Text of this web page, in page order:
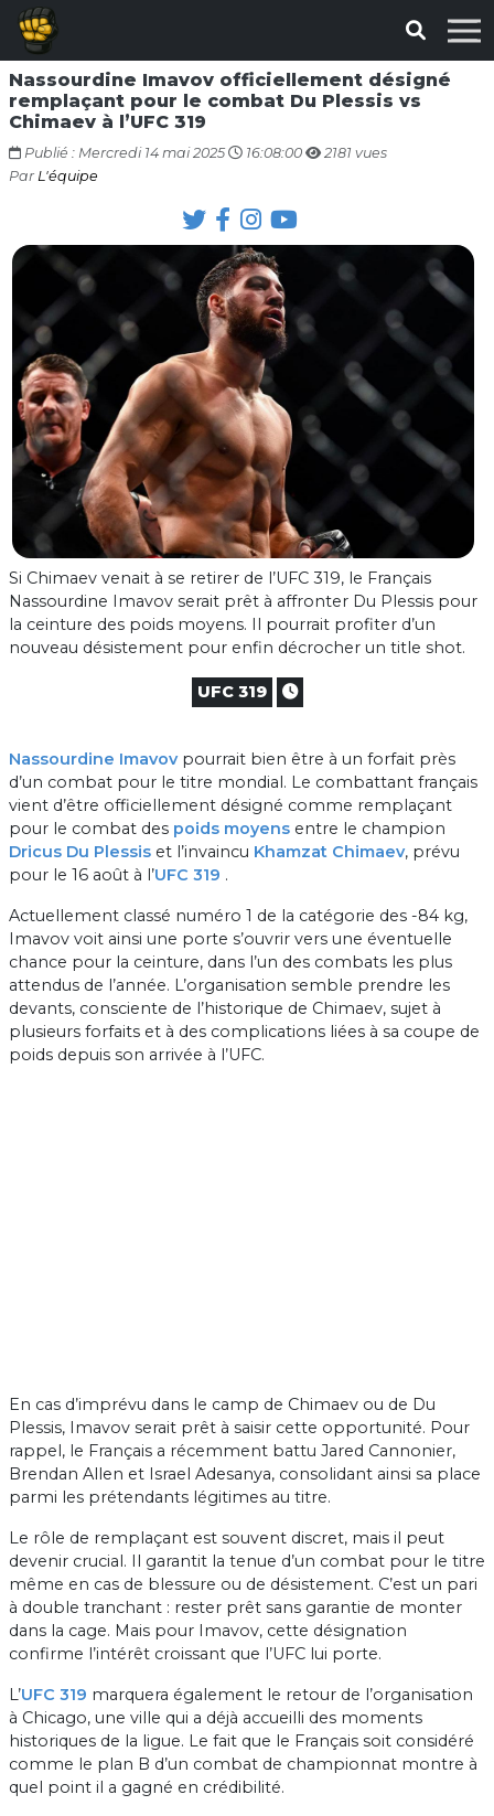
Nassourdine Imavov officiellement désigné
remplaçant pour le combat Du Plessis vs
Chimaev à l’UFC 319
Publié : Mercredi 14 mai 2025 16:08:00
2181 vues
Par L'équipe
Si Chimaev venait à se retirer de l’UFC 319, le Français
Nassourdine Imavov serait prêt à affronter Du Plessis pour
la ceinture des poids moyens. Il pourrait profiter d’un
nouveau désistement pour enfin décrocher un title shot.
UFC 319
Nassourdine Imavovpourrait bien être à un forfait près
d’un combat pour le titre mondial. Le combattant français
vient d’être officiellement désigné comme remplaçant
pour le combat des poids moyens entre le champion
Dricus Du Plessis et l’invaincu Khamzat Chimaev, prévu
pour le 16 août à l’UFC 319 .
Actuellement classé numéro 1 de la catégorie des -84 kg,
Imavov voit ainsi une porte s’ouvrir vers une éventuelle
chance pour la ceinture, dans l’un des combats les plus
attendus de l’année. L’organisation semble prendre les
devants, consciente de l’historique de Chimaev, sujet à
plusieurs forfaits et à des complications liées à sa coupe de
poids depuis son arrivée à l’UFC.
En cas d’imprévu dans le camp de Chimaev ou de Du
Plessis, Imavov serait prêt à saisir cette opportunité. Pour
rappel, le Français a récemment battu Jared Cannonier,
Brendan Allen et Israel Adesanya, consolidant ainsi sa place
parmi les prétendants légitimes au titre.
Le rôle de remplaçant est souvent discret, mais il peut
devenir crucial. Il garantit la tenue d’un combat pour le titre
même en cas de blessure ou de désistement. C’est un pari
à double tranchant : rester prêt sans garantie de monter
dans la cage. Mais pour Imavov, cette désignation
confirme l’intérêt croissant que l’UFC lui porte.
L’UFC 319 marquera également le retour de l’organisation
à Chicago, une ville qui a déjà accueilli des moments
historiques de la ligue. Le fait que le Français soit considéré
comme le plan B d’un combat de championnat montre à
quel point il a gagné en crédibilité.